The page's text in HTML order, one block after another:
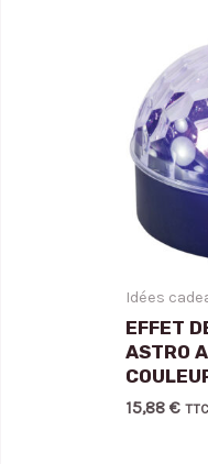
Idées
EFFET
ASTRO
15,88€